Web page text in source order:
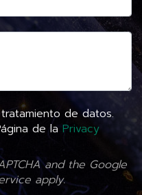
de datos.
de la Privacy
and the Google
apply.